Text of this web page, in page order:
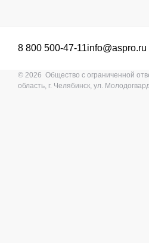
8 800 500-47-11info@aspro.ru
© 2026 Общество с ограниченной
область, г. Челябинск, ул.